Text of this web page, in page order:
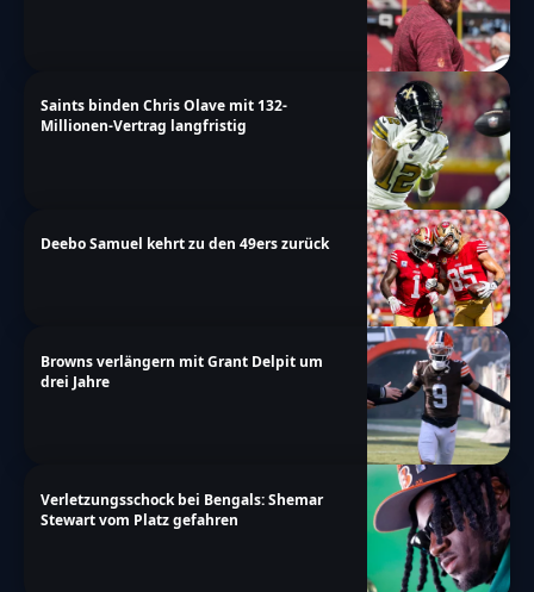
Saints binden Chris Olave mit 132-
Millionen-Vertrag langfristig
Deebo Samuel kehrt zu den 49ers zurück
Browns verlängern mit Grant Delpit um
drei Jahre
Verletzungsschock bei Bengals: Shemar
Stewart vom Platz gefahren